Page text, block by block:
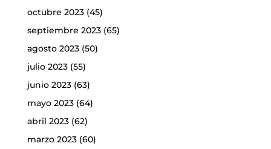
octubre 2023(45)
septiembre 2023(65)
agosto 2023(50)
julio 2023(55)
junio 2023(63)
mayo 2023(64)
abril 2023(62)
marzo 2023(60)